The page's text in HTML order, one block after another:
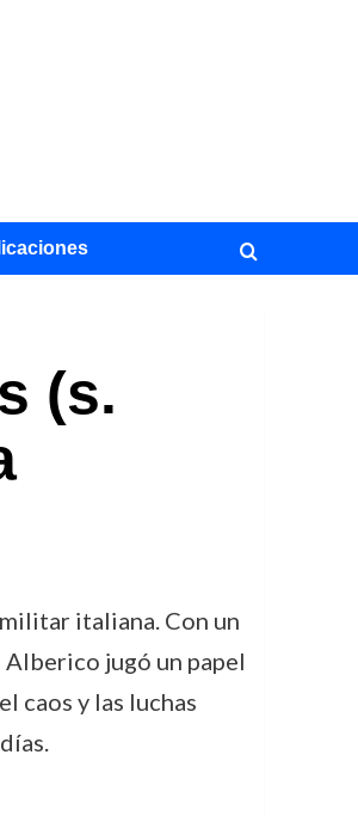
(s.
italiana. Con un
Alberico jugó un papel
caos y las luchas